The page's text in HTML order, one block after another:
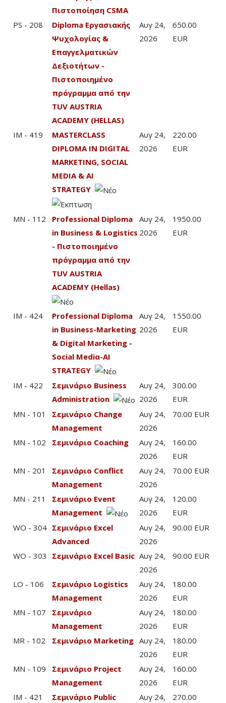
Πιστοποίηση CSMA
PS - 208
Diploma Εργασιακής
Ψυχολογίας &
Επαγγελματικών
Δεξιοτήτων -
Πιστοποιημένο
πρόγραμμα από την
TUV AUSTRIA
ACADEMY (HELLAS)
Αυγ 24,
2026
650.00
EUR
IM - 419
MASTERCLASS
DIPLOMA IN DIGITAL
MARKETING, SOCIAL
MEDIA & AI
STRATEGY
Αυγ 24,
2026
220.00
EUR
MN - 112
Professional Diploma
in Business & Logistics
- Πιστοποιημένο
πρόγραμμα από την
TUV AUSTRIA
ACADEMY (Hellas)
Αυγ 24,
2026
1950.00
EUR
IM - 424
Professional Diploma
in Business-Marketing
& Digital Marketing -
Social Mediα-AI
STRATEGY
Αυγ 24,
2026
1550.00
EUR
IM - 422
Σεμινάριο Business
Administration
Αυγ 24,
2026
300.00
EUR
MN - 101
Σεμινάριο Change
Management
Αυγ 24,
2026
70.00 EUR
MN - 102 Σεμινάριο Coaching
Αυγ 24,
2026
160.00
EUR
MN - 201
Σεμινάριο Conflict
Management
Αυγ 24,
2026
70.00 EUR
MN - 211
Σεμινάριο Event
Management
Αυγ 24,
2026
120.00
EUR
WO - 304 Σεμινάριο Excel
Advanced
Αυγ 24,
2026
90.00 EUR
WO - 303 Σεμινάριο Excel Basic Αυγ 24,
2026
90.00 EUR
LO - 106
Σεμινάριο Logistics
Management
Αυγ 24,
2026
180.00
EUR
MN - 107
Σεμινάριο
Management
Αυγ 24,
2026
180.00
EUR
MR - 102
Σεμινάριο Marketing Αυγ 24,
2026
180.00
EUR
MN - 109
Σεμινάριο Project
Management
Αυγ 24,
2026
160.00
EUR
IM - 421
Σεμινάριο Public
Αυγ 24,
270.00